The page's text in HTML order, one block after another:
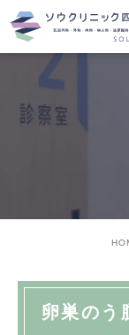
卵巣のう